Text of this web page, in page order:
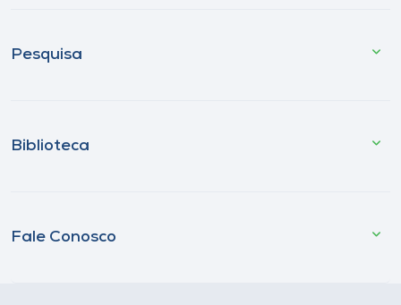
Pesquisa
Biblioteca
Fale Conosco